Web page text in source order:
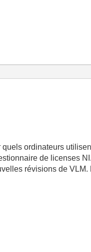
ordinateurs
de licenses
révisions de